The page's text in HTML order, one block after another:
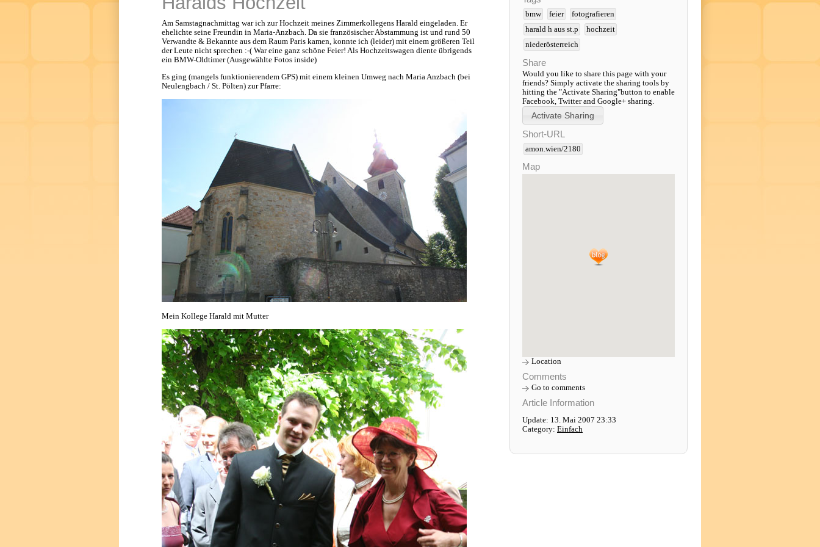
Am Samstagnachmittag war ich zur Hochzeit meines Zimmerkollegens Harald eingeladen. Er
ehelichte seine Freundin in Maria-Anzbach. Da sie französischer Abstammung ist und rund 50
Verwandte & Bekannte aus dem Raum Paris kamen, konnte ich (leider) mit einem größeren Teil
der Leute nicht sprechen :-( War eine ganz schöne Feier! Als Hochzeitswagen diente übrigends
ein BMW-Oldtimer (Ausgewählte Fotos inside)
Es ging (mangels funktionierendem GPS) mit einem kleinen Umweg nach Maria Anzbach (bei
Neulengbach / St. Pölten) zur Pfarre:
Mein Kollege Harald mit Mutter
bmw feier
fotografieren
harald h aus st.p
hochzeit
niederösterreich
Share
Would you like to share this page with your
friends? Simply activate the sharing tools by
hitting the "Activate Sharing"button to enable
Facebook, Twitter and Google+ sharing.
Short-URL
amon.wien/2180
Map
Location
Comments
Go to comments
Article Information
Update: 13. Mai 2007 23:33
Category: Einfach